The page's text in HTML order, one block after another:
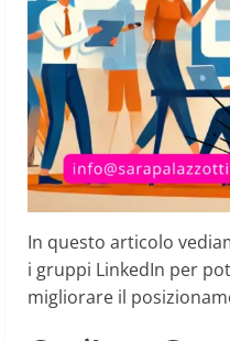
In questo articolo
i gruppi LinkedIn per
migliorare il